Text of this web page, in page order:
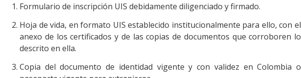
Formulario de inscripción UIS debidamente diligenciado y firmado.
Hoja de vida, en formato UIS establecido institucionalmente para ello, con el
anexo de los certificados y de las copias de documentos que corroboren lo
descrito en ella.
Copia del documento de identidad vigente y con validez en Colombia o